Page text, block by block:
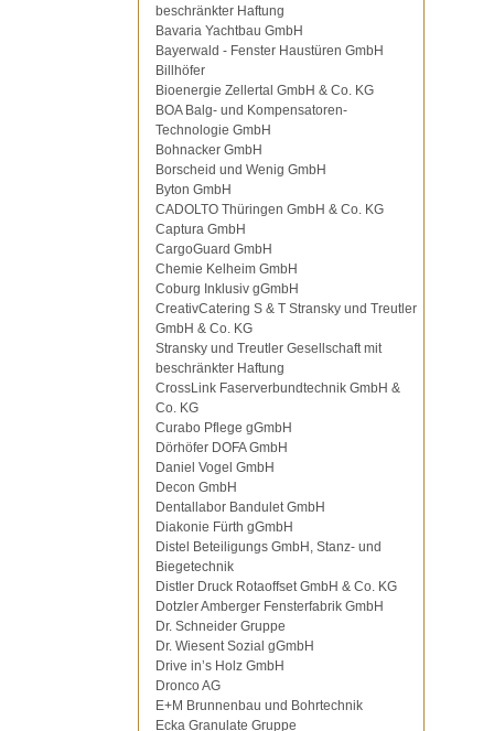
beschränkter Haftung
Bavaria Yachtbau GmbH
Bayerwald - Fenster Haustüren GmbH
Billhöfer
Bioenergie Zellertal GmbH & Co. KG
BOA Balg- und Kompensatoren-
Technologie GmbH
Bohnacker GmbH
Borscheid und Wenig GmbH
Byton GmbH
CADOLTO Thüringen GmbH & Co. KG
Captura GmbH
CargoGuard GmbH
Chemie Kelheim GmbH
Coburg Inklusiv gGmbH
CreativCatering S & T Stransky und Treutler
GmbH & Co. KG
Stransky und Treutler Gesellschaft mit
beschränkter Haftung
CrossLink Faserverbundtechnik GmbH &
Co. KG
Curabo Pflege gGmbH
Dörhöfer DOFA GmbH
Daniel Vogel GmbH
Decon GmbH
Dentallabor Bandulet GmbH
Diakonie Fürth gGmbH
Distel Beteiligungs GmbH, Stanz- und
Biegetechnik
Distler Druck Rotaoffset GmbH & Co. KG
Dotzler Amberger Fensterfabrik GmbH
Dr. Schneider Gruppe
Dr. Wiesent Sozial gGmbH
Drive in’s Holz GmbH
Dronco AG
E+M Brunnenbau und Bohrtechnik
Ecka Granulate Gruppe